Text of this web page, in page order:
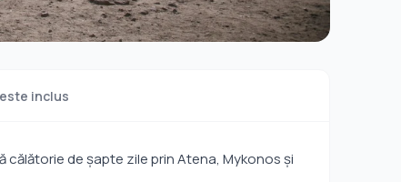
inclus
călătorie de șapte zile prin Atena, Mykonos și